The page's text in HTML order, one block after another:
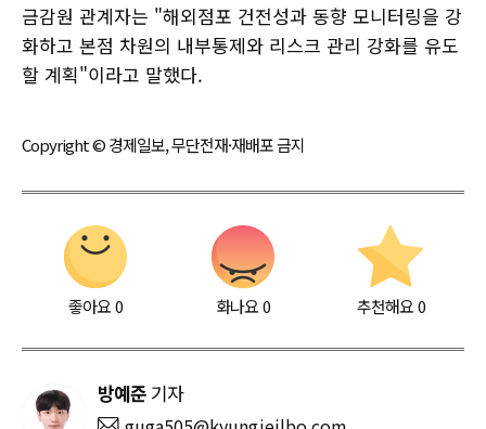
금감원 관계자는 "해외점포 건전성과 동향 모니터링을 강
화하고 본점 차원의 내부통제와 리스크 관리 강화를 유도
할 계획"이라고 말했다.
Copyright © 경제일보, 무단전재·재배포 금지
좋아요0 화나요0 추천해요 0
방예준 기자